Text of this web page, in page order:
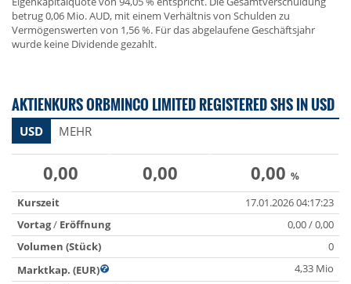
betrug 0,06 Mio. AUD, mit einem Verhältnis von Schulden zu
Vermögenswerten von 1,56 %. Für das abgelaufene Geschäftsjahr
wurde keine Dividende gezahlt.
AKTIENKURS ORBMINCO LIMITED REGISTERED SHS IN USD
USD MEHR
0,00 0,00 0,00 %
Kurszeit
17.01.2026 04:17:23
Vortag/ Eröffnung
0,00 / 0,00
Volumen (Stück)
0
Marktkap. (EUR)
4,33 Mio